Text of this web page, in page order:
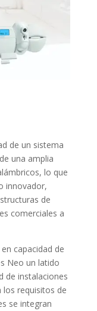
de un sistema
una amplia
lo que
innovador,
de
comerciales a
capacidad de
Neo un latido
de instalaciones
los requisitos de
se integran